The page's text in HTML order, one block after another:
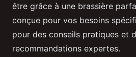
être grâce à une brassière
conçue pour vos besoins
pour des conseils pratiques et
recommandations expertes.